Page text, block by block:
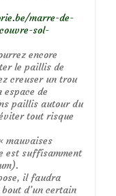
marre-de-
sol-
encore
le paillis de
creuser un trou
de
paillis autour du
tout risque
mauvaises
est suffisamment
il faudra
d’un certain